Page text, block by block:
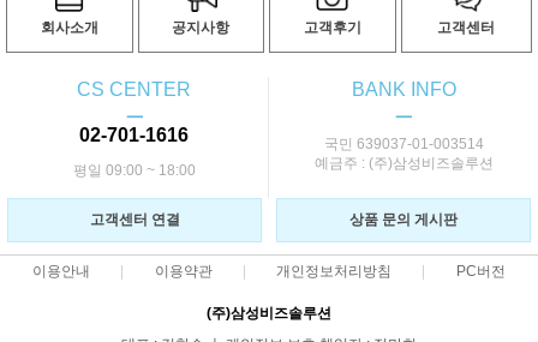
회사소개 공지사항 고객후기 고객센터
CS CENTER
ㅡ
02-701-1616
평일 09:00 ~ 18:00
BANK INFO
ㅡ
국민 639037-01-003514
예금주 : (주)삼성비즈솔루션
고객센터 연결 상품 문의 게시판
이용안내 이용약관 개인정보처리방침 PC버전
(주)삼성비즈솔루션